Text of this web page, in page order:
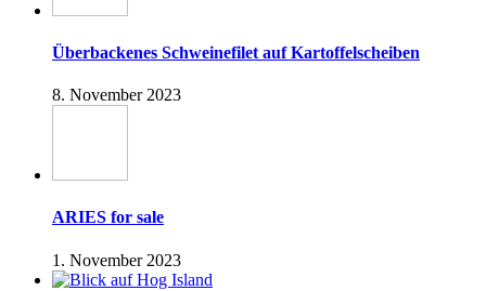
Überbackenes Schweinefilet auf Kartoffelscheiben
8. November 2023
ARIES for sale
1. November 2023